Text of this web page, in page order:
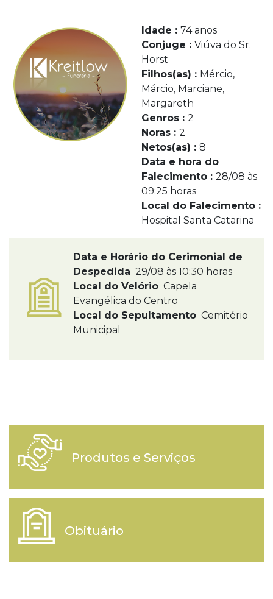
Idade : 74 anos
Conjuge : Viúva do Sr.
Horst
Filhos(as) : Mércio,
Márcio, Marciane,
Margareth
Genros : 2
Noras : 2
Netos(as) : 8
Data e hora do
Falecimento : 28/08 às
09:25 horas
Local do Falecimento :
Hospital Santa Catarina
Data e Horário do Cerimonial de
Despedida 29/08 às 10:30 horas
Local do Velório Capela
Evangélica do Centro
Local do Sepultamento Cemitério
Municipal
Produtos e Serviços
Obituário